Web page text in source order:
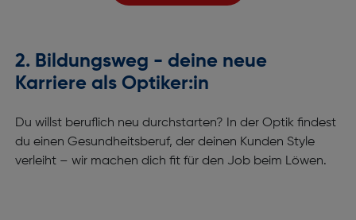
2. Bildungsweg - deine neue
Karriere als Optiker:in
Du willst beruflich neu durchstarten? In der Optik findest
du einen Gesundheitsberuf, der deinen Kunden Style
verleiht – wir machen dich fit für den Job beim Löwen.